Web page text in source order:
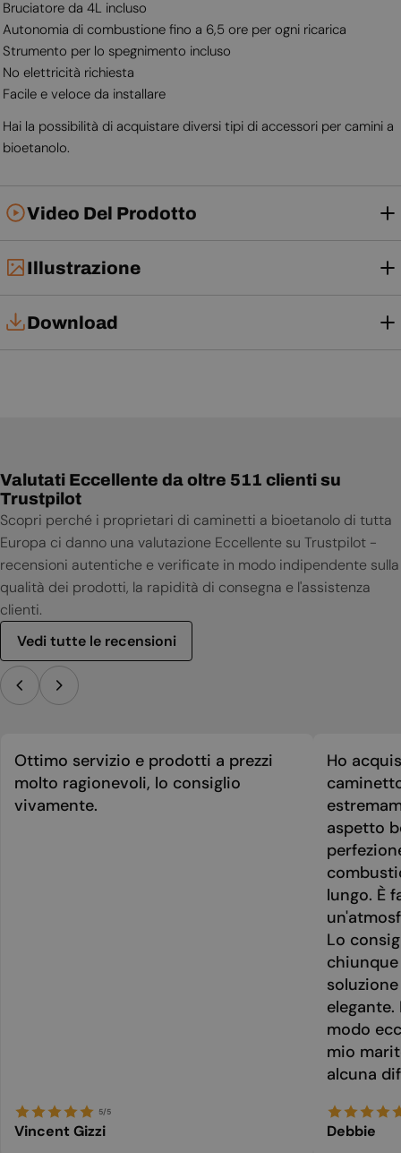
Bruciatore da 4L incluso
Autonomia di combustione fino a 6,5 ore per ogni ricarica
Strumento per lo spegnimento incluso
No elettricità richiesta
Facile e veloce da installare
Hai la possibilità di acquistare diversi tipi di accessori per camini a
bioetanolo.
Video Del Prodotto
Illustrazione
Download
Valutati Eccellente da oltre 511 clienti su
Trustpilot
Scopri perché i proprietari di caminetti a bioetanolo di tutta
Europa ci danno una valutazione Eccellente su Trustpilot -
recensioni autentiche e verificate in modo indipendente sulla
qualità dei prodotti, la rapidità di consegna e l'assistenza
clienti.
Vedi tutte le recensioni
Ottimo servizio e prodotti a prezzi
molto ragionevoli, lo consiglio
vivamente.
5/5
Vincent Gizzi
Ho
aspetto
lungo. È
Lo
modo
mio
alcuna
Debbie